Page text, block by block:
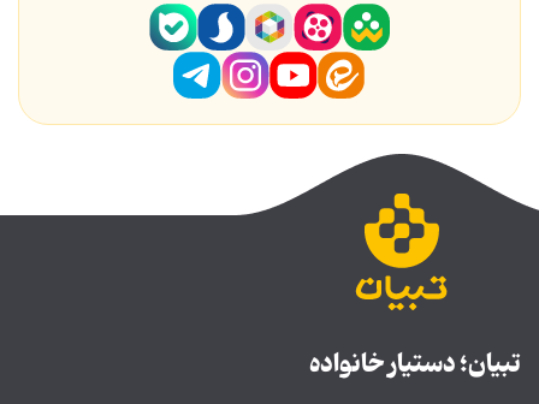
تبیان؛ دستیار خانواده